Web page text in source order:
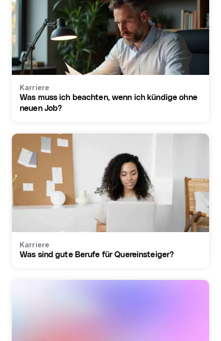
Karriere
Was muss ich beachten, wenn ich kündige ohne
neuen Job?
Karriere
Was sind gute Berufe für Quereinsteiger?